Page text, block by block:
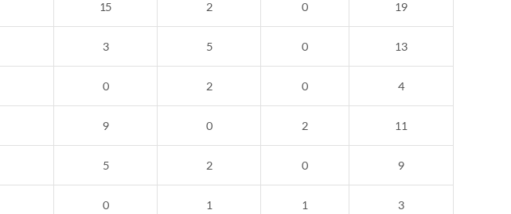
15 2 0 19
3 5 0 13
0 2 0 4
9 0 2 11
5 2 0 9
0 1 1 3